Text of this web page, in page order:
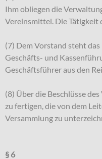
Ihm obliegen die
Vereinsmittel. Die Tätigkeit
(7) Dem Vorstand steht
Geschäfts- und
Geschäftsführer aus den
(8) Über die Beschlüsse
zu fertigen, die von dem
Versammlung zu
§ 6